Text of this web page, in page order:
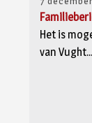
Het is
van Vught...